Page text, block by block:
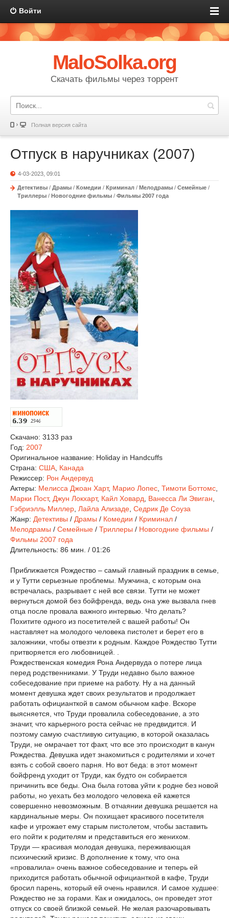
Войти
MaloSolka.org
Скачать фильмы через торрент
Полная версия сайта
Отпуск в наручниках (2007)
4-03-2023, 09:01
Детективы / Драмы / Комедии / Криминал / Мелодрамы / Семейные /
Триллеры / Новогодние фильмы / Фильмы 2007 года
Скачано: 3133 раз
Год: 2007
Оригинальное название: Holiday in Handcuffs
Страна: США Канада
Режиссер: Рон Андервуд
Актеры: Мелисса Джоан Харт, Марио Лопес Тимоти Боттомс
Марки Пост, Джун Локхарт, Кайл Ховард Ванесса Ли Эвиган
Гэбриэлль Миллер Лайла Ализаде Седрик Де Соуза
Жанр: Детективы / Драмы / Комедии / Криминал /
Мелодрамы / Семейные / Триллеры / Новогодние фильмы /
Фильмы 2007 года
Длительность: 86 мин. / 01:26
Приближается Рождество – самый главный праздник в семье,
и у Тутти серьезные проблемы. Мужчина, с которым она
встречалась, разрывает с ней все связи. Тутти не может
вернуться домой без бойфренда, ведь она уже вызвала гнев
отца после провала важного интервью. Что делать?
Похитите одного из посетителей с вашей работы! Он
наставляет на молодого человека пистолет и берет его в
заложники, чтобы отвезти к родным. Каждое Рождество Тутти
притворяется его любовницей. .
Рождественская комедия Рона Андервуда о потере лица
перед родственниками. У Труди недавно было важное
собеседование при приеме на работу. Ну а на данный
момент девушка ждет своих результатов и продолжает
работать официанткой в ​​самом обычном кафе. Вскоре
выясняется, что Труди провалила собеседование, а это
значит, что карьерного роста сейчас не предвидится. И
поэтому самую счастливую ситуацию, в которой оказалась
Труди, не омрачает тот факт, что все это происходит в канун
Рождества. Девушка идет знакомиться с родителями и хочет
взять с собой своего парня. Но вот беда: в этот момент
бойфренд уходит от Труди, как будто он собирается
причинить все беды. Она была готова уйти к родне без новой
работы, но уехать без молодого человека ей кажется
совершенно невозможным. В отчаянии девушка решается на
кардинальные меры. Он похищает красивого посетителя
кафе и угрожает ему старым пистолетом, чтобы заставить
его пойти к родителям и представиться его женихом.
Труди — красивая молодая девушка, переживающая
психический кризис. В дополнение к тому, что она
«провалила» очень важное собеседование и теперь ей
приходится работать обычной официанткой в ​​кафе, Труди
бросил парень, который ей очень нравился. И самое худшее:
Рождество не за горами. Как и ожидалось, он проведет этот
отпуск со своей близкой семьей. Не желая разочаровывать